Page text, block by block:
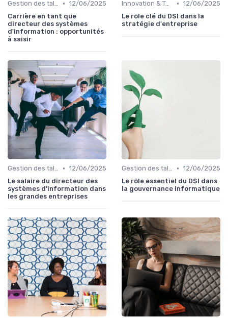
Gestion des talents IT • 12/06/2025
Carrière en tant que
directeur des systèmes
d'information : opportunités
à saisir
Innovation & Tendances • 12/06/2025
Le rôle clé du DSI dans la
stratégie d'entreprise
Gestion des talents IT • 12/06/2025
Le salaire du directeur des
systèmes d'information dans
les grandes entreprises
Gestion des talents IT • 12/06/2025
Le rôle essentiel du DSI dans
la gouvernance informatique